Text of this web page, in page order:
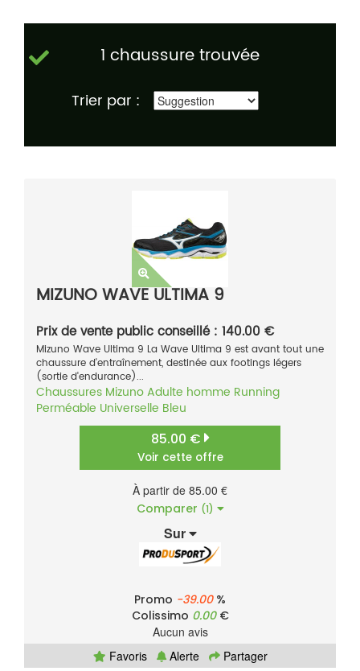
1 chaussure trouvée
Trier par :
MIZUNO WAVE ULTIMA 9
Prix de vente public conseillé : 140.00 €
Mizuno Wave Ultima 9 La Wave Ultima 9 est avant tout une
chaussure d'entraînement, destinée aux footings légers
(sortie d'endurance)...
Chaussures MizunoAdulte homme Running
Perméable Universelle Bleu
85.00 €
Voir cette offre
À partir de 85.00 €
Comparer (1)
Sur
Promo -39.00%
Colissimo 0.00€
Aucun avis
Favoris
Alerte Partager